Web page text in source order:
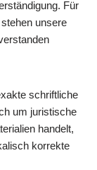
Für
unsere
schriftliche
um juristische
handelt,
korrekte